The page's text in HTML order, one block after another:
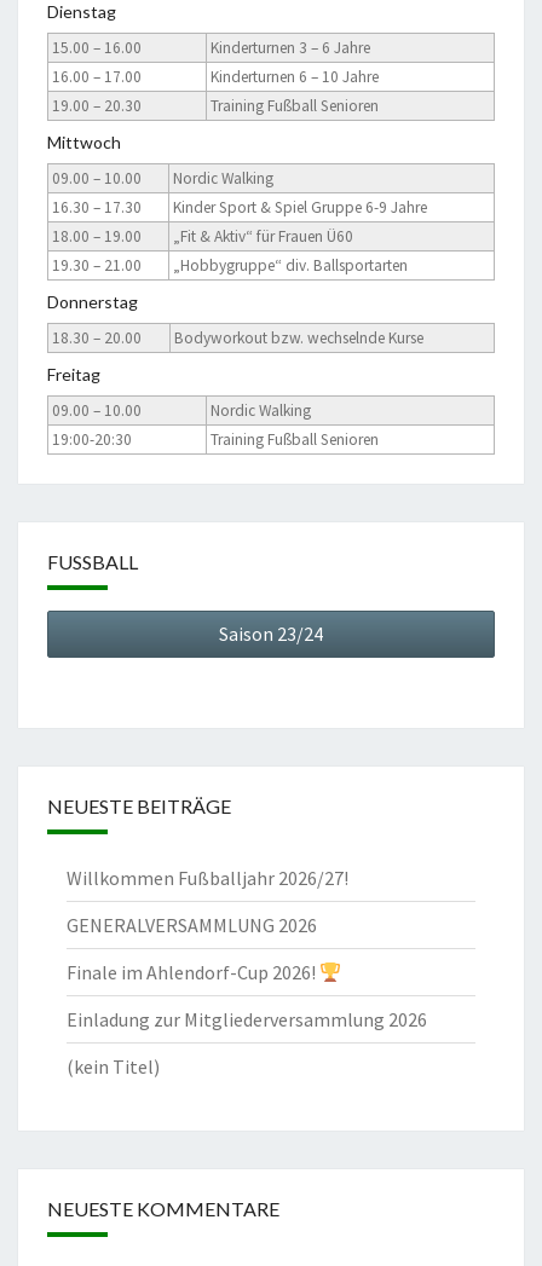
Dienstag
15.00 – 16.00
Kinderturnen 3 – 6 Jahre
16.00 – 17.00
Kinderturnen 6 – 10 Jahre
19.00 – 20.30
Training Fußball Senioren
Mittwoch
09.00 – 10.00
Nordic Walking
16.30 – 17.30
Kinder Sport & Spiel Gruppe 6-9 Jahre
18.00 – 19.00
„Fit & Aktiv“ für Frauen Ü60
19.30 – 21.00
„Hobbygruppe“ div. Ballsportarten
Donnerstag
18.30 – 20.00
Bodyworkout bzw. wechselnde Kurse
Freitag
09.00 – 10.00
Nordic Walking
19:00-20:30
Training Fußball Senioren
FUSSBALL
Saison 23/24
NEUESTE BEITRÄGE
Willkommen Fußballjahr 2026/27!
GENERALVERSAMMLUNG 2026
Finale im Ahlendorf-Cup 2026!
Einladung zur Mitgliederversammlung 2026
(kein Titel)
NEUESTE KOMMENTARE